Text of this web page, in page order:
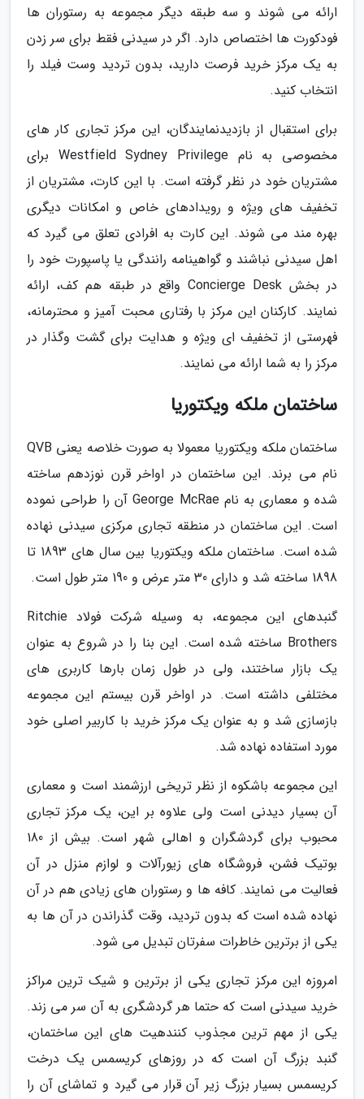
ارائه می شوند و سه طبقه دیگر مجموعه به رستوران ها
فودکورت ها اختصاص دارد. اگر در سیدنی فقط برای سر زدن
به یک مرکز خرید فرصت دارید، بدون تردید وست فیلد را
انتخاب کنید.
برای استقبال از بازدیدنمایندگان، این مرکز تجاری کار های
مخصوصی به نام Westfield Sydney Privilege برای
مشتریان خود در نظر گرفته است. با این کارت، مشتریان از
تخفیف های ویژه و رویدادهای خاص و امکانات دیگری
بهره مند می شوند. این کارت به افرادی تعلق می گیرد که
اهل سیدنی نباشند و گواهینامه رانندگی یا پاسپورت خود را
در بخش Concierge Desk واقع در طبقه هم کف، ارائه
نمایند. کارکنان این مرکز با رفتاری محبت آمیز و محترمانه،
فهرستی از تخفیف ای ویژه و هدایت برای گشت وگذار در
مرکز را به شما ارائه می نمایند.
ساختمان ملکه ویکتوریا
ساختمان ملکه ویکتوریا معمولا به صورت خلاصه یعنی QVB
نام می برند. این ساختمان در اواخر قرن نوزدهم ساخته
شده و معماری به نام George McRae آن را طراحی نموده
است. این ساختمان در منطقه تجاری مرکزی سیدنی نهاده
شده است. ساختمان ملکه ویکتوریا بین سال های 1893 تا
1898 ساخته شد و دارای 30 متر عرض و 190 متر طول است.
گنبدهای این مجموعه، به وسیله شرکت فولاد Ritchie
Brothers ساخته شده است. این بنا را در شروع به عنوان
یک بازار ساختند، ولی در طول زمان بارها کاربری های
مختلفی داشته است. در اواخر قرن بیستم این مجموعه
بازسازی شد و به عنوان یک مرکز خرید با کاربیر اصلی خود
مورد استفاده نهاده شد.
این مجموعه باشکوه از نظر تریخی ارزشمند است و معماری
آن بسیار دیدنی است ولی علاوه بر این، یک مرکز تجاری
محبوب برای گردشگران و اهالی شهر است. بیش از 180
بوتیک فشن، فروشگاه های زیورآلات و لوازم منزل در آن
فعالیت می نمایند. کافه ها و رستوران های زیادی هم در آن
نهاده شده است که بدون تردید، وقت گذراندن در آن ها به
یکی از برترین خاطرات سفرتان تبدیل می شود.
امروزه این مرکز تجاری یکی از برترین و شیک ترین مراکز
خرید سیدنی است که حتما هر گردشگری به آن سر می زند.
یکی از مهم ترین مجذوب کنندهیت های این ساختمان،
گنبد بزرگ آن است که در روزهای کریسمس یک درخت
کریسمس بسیار بزرگ زیر آن قرار می گیرد و تماشای آن را